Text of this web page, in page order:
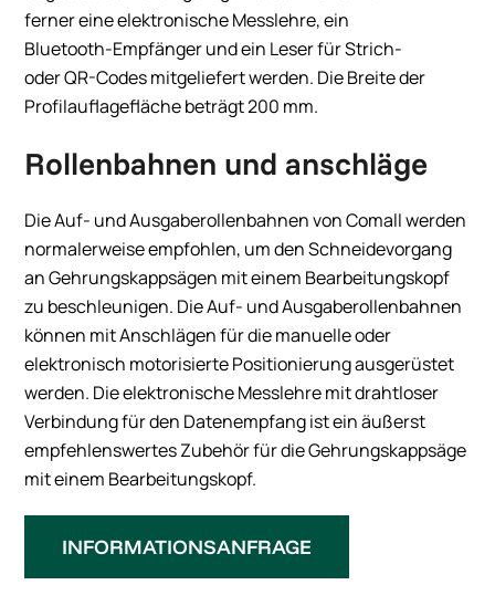
ferner eine elektronische Messlehre, ein
Bluetooth-Empfänger und ein Leser für Strich-
oder QR-Codes mitgeliefert werden. Die Breite der
Profilauflagefläche beträgt 200 mm.
Rollenbahnen und anschläge
Die Auf- und Ausgaberollenbahnen von Comall werden
normalerweise empfohlen, um den Schneidevorgang
an Gehrungskappsägen mit einem Bearbeitungskopf
zu beschleunigen. Die Auf- und Ausgaberollenbahnen
können mit Anschlägen für die manuelle oder
elektronisch motorisierte Positionierung ausgerüstet
werden. Die elektronische Messlehre mit drahtloser
Verbindung für den Datenempfang ist ein äußerst
empfehlenswertes Zubehör für die Gehrungskappsäge
mit einem Bearbeitungskopf.
INFORMATIONSANFRAGE